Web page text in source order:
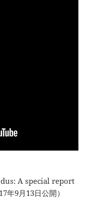
A special report
9月13日公開）